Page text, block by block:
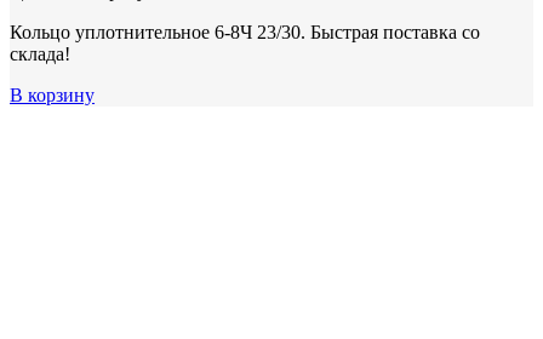
Кольцо уплотнительное 6-8Ч 23/30. Быстрая поставка со
склада!
В корзину